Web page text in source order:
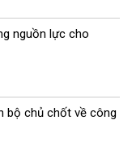
nguồn lực cho
bộ chủ chốt về công